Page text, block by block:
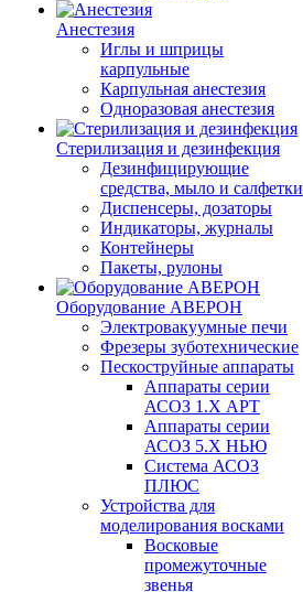
Анестезия
Иглы и шприцы
карпульные
Карпульная анестезия
Одноразовая анестезия
Стерилизация и дезинфекция
Дезинфицирующие
средства, мыло и салфетки
Диспенсеры, дозаторы
Индикаторы, журналы
Контейнеры
Пакеты, рулоны
Оборудование АВЕРОН
Электровакуумные печи
Фрезеры зуботехнические
Пескоструйные аппараты
Аппараты серии
АСОЗ 1.Х АРТ
Аппараты серии
АСОЗ 5.Х НЬЮ
Система АСОЗ
ПЛЮС
Устройства для
моделирования восками
Восковые
промежуточные
звенья